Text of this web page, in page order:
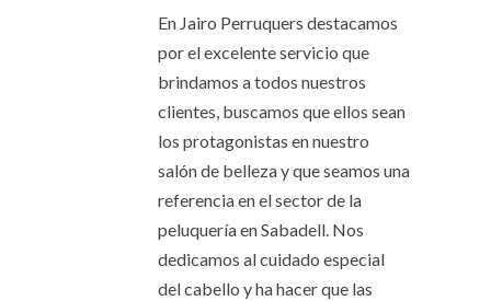
En Jairo Perruquers destacamos
por el excelente servicio que
brindamos a todos nuestros
clientes, buscamos que ellos sean
los protagonistas en nuestro
salón de belleza y que seamos una
referencia en el sector de la
peluquería en Sabadell. Nos
dedicamos al cuidado especial
del cabello y ha hacer que las